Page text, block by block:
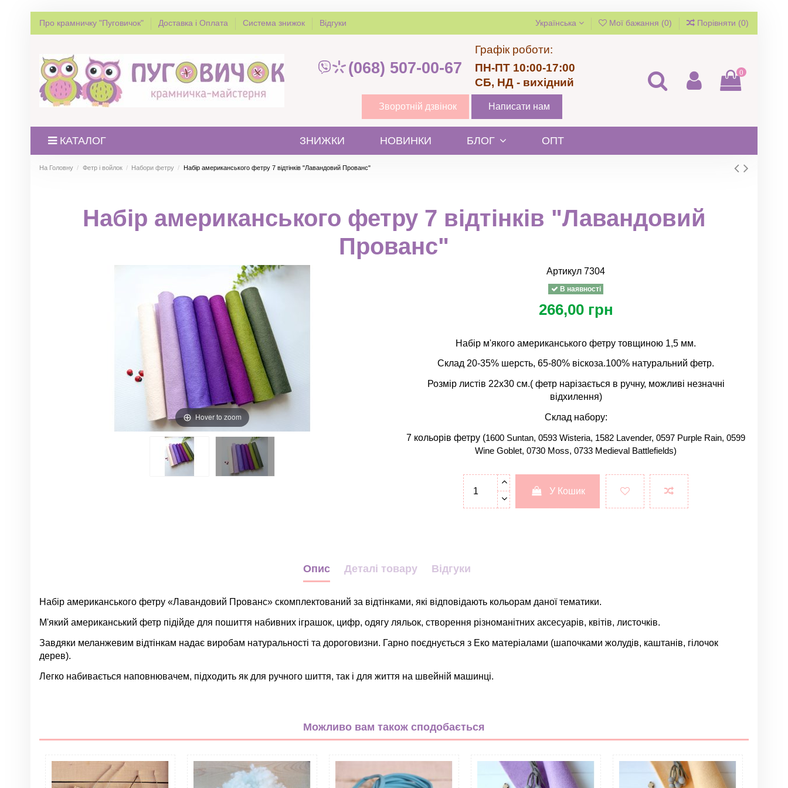
Про крамничку "Пуговичок" Доставка і Оплата Система знижок Відгуки Українська Мої бажання (0) Порівняти (0)
(068) 507-00-67
Графік роботи:
ПН-ПТ 10:00-17:00
СБ, НД - вихідний
Зворотній дзвінок Написати нам
0
КАТАЛОГ ЗНИЖКИ НОВИНКИ БЛОГ ОПТ
На Головну Фетр і войлок Набори фетру Набір американського фетру 7 відтінків "Лавандовий Прованс"
Набір американського фетру 7 відтінків "Лавандовий
Прованс"
Hover to zoom
Артикул 7304
В наявності
266,00 грн
Набір м'якого американського фетру товщиною 1,5 мм.
Склад 20-35% шерсть, 65-80% віскоза.100% натуральний фетр.
Розмір листів 22х30 см.( фетр нарізається в ручну, можливі незначні
відхилення)
Склад набору:
7 кольорів фетру (1600 Suntan, 0593 Wisteria, 1582 Lavender, 0597 Purple Rain, 0599
Wine Goblet, 0730 Moss, 0733 Medieval Battlefields)
У Кошик
Опис Деталі товару Відгуки
Набір американського фетру «Лавандовий Прованс» скомплектований за відтінками, які відповідають кольорам даної тематики.
М'який американський фетр підійде для пошиття набивних іграшок, цифр, одягу ляльок, створення різноманітних аксесуарів, квітів, листочків.
Завдяки меланжевим відтінкам надає виробам натуральності та дороговизни. Гарно поєднується з Еко матеріалами (шапочками жолудів, каштанів, гілочок
дерев).
Легко набивається наповнювачем, підходить як для ручного шиття, так і для життя на швейній машинці.
Вовна 20-35%+віскоза 65-80%
Форма
Можливо вам також сподобається